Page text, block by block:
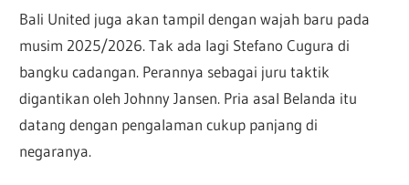
Bali United juga akan tampil dengan wajah baru pada
musim 2025/2026. Tak ada lagi Stefano Cugura di
bangku cadangan. Perannya sebagai juru taktik
digantikan oleh Johnny Jansen. Pria asal Belanda itu
datang dengan pengalaman cukup panjang di
negaranya.